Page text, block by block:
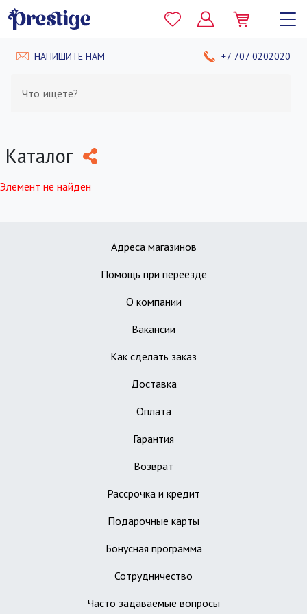
НАПИШИТЕ НАМ +7 707 0202020
Что ищете?
Каталог
Элемент не найден
Адреса магазинов
Помощь при переезде
О компании
Вакансии
Как сделать заказ
Доставка
Оплата
Гарантия
Возврат
Рассрочка и кредит
Подарочные карты
Бонусная программа
Сотрудничество
Часто задаваемые вопросы